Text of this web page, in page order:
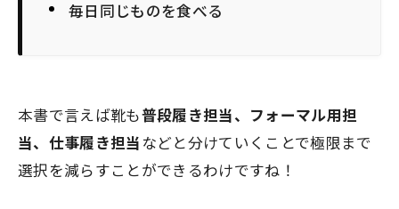
毎日同じものを食べる
本書で言えば靴も普段履き担当、フォーマル用担
当、仕事履き担当 などと分けていくことで極限まで
選択を減らすことができるわけですね！